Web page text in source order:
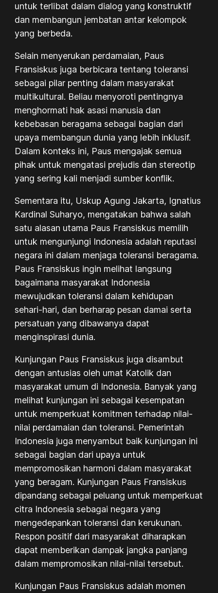
untuk terlibat dalam dialog yang konstruktif
dan membangun jembatan antar kelompok
yang berbeda.
Selain menyerukan perdamaian, Paus
Fransiskus juga berbicara tentang toleransi
sebagai pilar penting dalam masyarakat
multikultural. Beliau menyoroti pentingnya
menghormati hak asasi manusia dan
kebebasan beragama sebagai bagian dari
upaya membangun dunia yang lebih inklusif.
Dalam konteks ini, Paus mengajak semua
pihak untuk mengatasi prejudis dan stereotip
yang sering kali menjadi sumber konflik.
Sementara itu, Uskup Agung Jakarta, Ignatius
Kardinal Suharyo, mengatakan bahwa salah
satu alasan utama Paus Fransiskus memilih
untuk mengunjungi Indonesia adalah reputasi
negara ini dalam menjaga toleransi beragama.
Paus Fransiskus ingin melihat langsung
bagaimana masyarakat Indonesia
mewujudkan toleransi dalam kehidupan
sehari-hari, dan berharap pesan damai serta
persatuan yang dibawanya dapat
menginspirasi dunia.
Kunjungan Paus Fransiskus juga disambut
dengan antusias oleh umat Katolik dan
masyarakat umum di Indonesia. Banyak yang
melihat kunjungan ini sebagai kesempatan
untuk memperkuat komitmen terhadap nilai-
nilai perdamaian dan toleransi. Pemerintah
Indonesia juga menyambut baik kunjungan ini
sebagai bagian dari upaya untuk
mempromosikan harmoni dalam masyarakat
yang beragam. Kunjungan Paus Fransiskus
dipandang sebagai peluang untuk memperkuat
citra Indonesia sebagai negara yang
mengedepankan toleransi dan kerukunan.
Respon positif dari masyarakat diharapkan
dapat memberikan dampak jangka panjang
dalam mempromosikan nilai-nilai tersebut.
Kunjungan Paus Fransiskus adalah momen